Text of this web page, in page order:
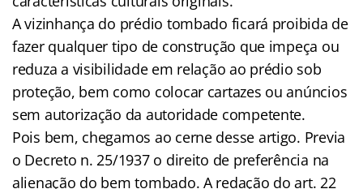
A vizinhança do prédio tombado ficará proibida de
fazer qualquer tipo de construção que impeça ou
reduza a visibilidade em relação ao prédio sob
proteção, bem como colocar cartazes ou anúncios
sem autorização da autoridade competente.
Pois bem, chegamos ao cerne desse artigo. Previa
o Decreto n. 25/1937 o direito de preferência na
alienação do bem tombado. A redação do art. 22